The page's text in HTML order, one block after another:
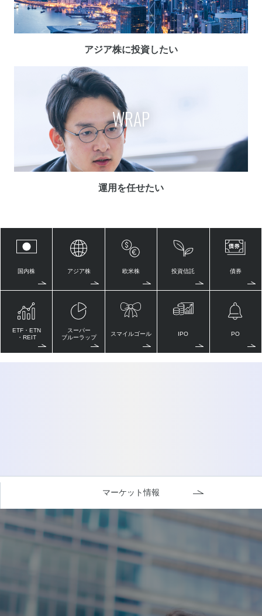
アジア株に投資したい
WRAP
運用を任せたい
国内株 アジア株 欧米株 投資信託 債券
ETF・ETN
・REIT
スーパー
ブルーラップ
スマイルゴール IPO PO
マーケット情報